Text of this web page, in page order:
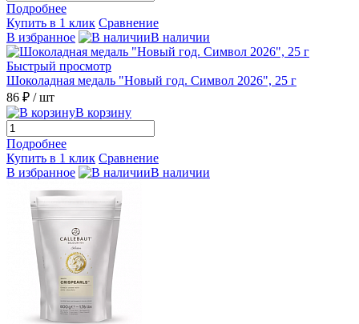
Подробнее
Купить в 1 клик Сравнение
В избранное
В наличии
Быстрый просмотр
Шоколадная медаль "Новый год. Символ 2026", 25 г
86 ₽ / шт
В корзину
Подробнее
Купить в 1 клик Сравнение
В избранное
В наличии